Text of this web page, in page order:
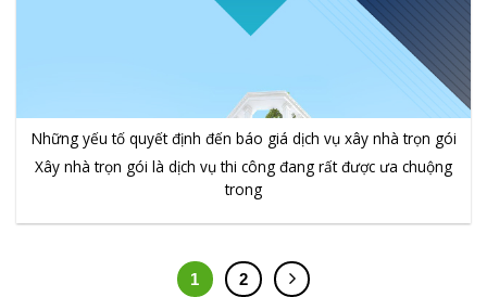
Những yếu tố quyết định đến báo giá dịch vụ xây nhà trọn gói
Xây nhà trọn gói là dịch vụ thi công đang rất được ưa chuộng
trong
1 2